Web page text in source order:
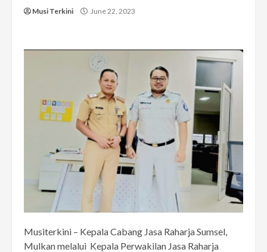
Musi Terkini June 22, 2023
Musiterkini – Kepala Cabang Jasa Raharja Sumsel,
Mulkan melalui Kepala Perwakilan Jasa Raharja